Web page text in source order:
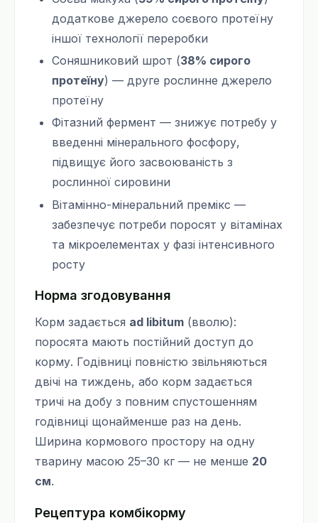
додаткове джерело соєвого протеїну
іншої технології переробки
Соняшниковий шрот (38% сирого
протеїну) — друге рослинне джерело
протеїну
Фітазний фермент — знижує потребу у
введенні мінерального фосфору,
підвищує його засвоюваність з
рослинної сировини
Вітамінно-мінеральний премікс —
забезпечує потреби поросят у вітамінах
та мікроелементах у фазі інтенсивного
росту
Норма згодовування
Корм задається ad libitum (вволю):
поросята мають постійний доступ до
корму. Годівниці повністю звільняються
двічі на тиждень, або корм задається
тричі на добу з повним спустошенням
годівниці щонайменше раз на день.
Ширина кормового простору на одну
тварину масою 25–30 кг — не менше 20
см.
Рецептура комбікорму